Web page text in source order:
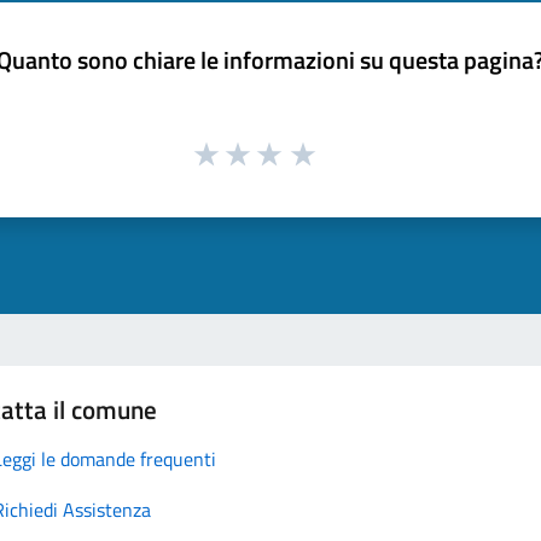
sono chiare le informazioni su questa
il comune
le domande frequenti
Assistenza